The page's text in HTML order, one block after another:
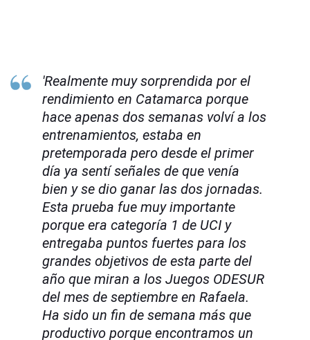
'Realmente muy sorprendida por el
rendimiento en Catamarca porque
hace apenas dos semanas volví a los
entrenamientos, estaba en
pretemporada pero desde el primer
día ya sentí señales de que venía
bien y se dio ganar las dos jornadas.
Esta prueba fue muy importante
porque era categoría 1 de UCI y
entregaba puntos fuertes para los
grandes objetivos de esta parte del
año que miran a los Juegos ODESUR
del mes de septiembre en Rafaela.
Ha sido un fin de semana más que
productivo porque encontramos un